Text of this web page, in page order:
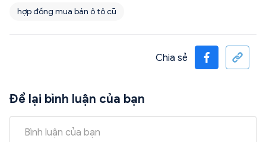
hợp đồng mua bán ô tô cũ
Chia sẻ
Để lại bình luận của bạn